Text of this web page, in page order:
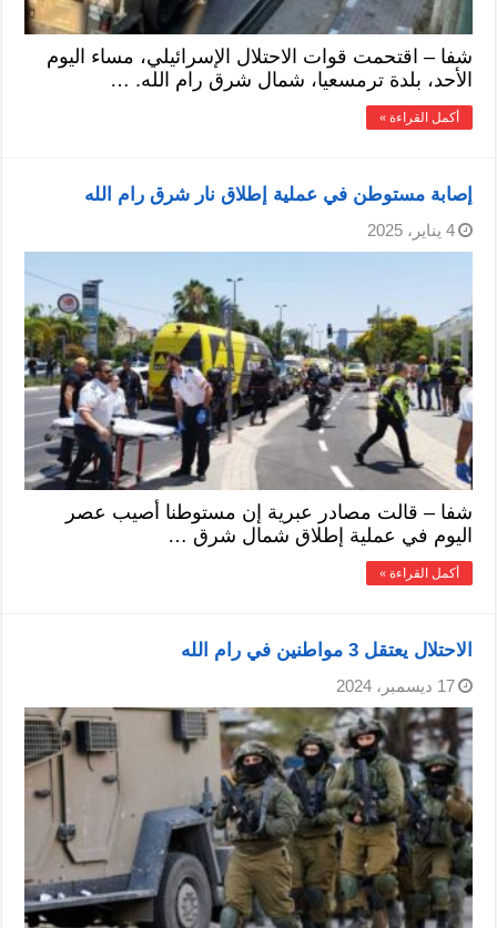
شفا – اقتحمت قوات الاحتلال الإسرائيلي، مساء اليوم
الأحد، بلدة ترمسعيا، شمال شرق رام الله. …
أكمل القراءة »
إصابة مستوطن في عملية إطلاق نار شرق رام الله
4 يناير، 2025
شفا – قالت مصادر عبرية إن مستوطنا أصيب عصر
اليوم في عملية إطلاق شمال شرق …
أكمل القراءة »
الاحتلال يعتقل 3 مواطنين في رام الله
17 ديسمبر، 2024